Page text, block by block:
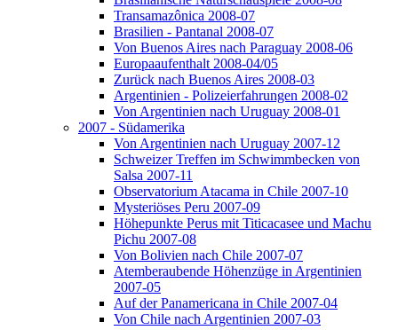
Transamazônica 2008-07
Brasilien - Pantanal 2008-07
Von Buenos Aires nach Paraguay 2008-06
Europaaufenthalt 2008-04/05
Zurück nach Buenos Aires 2008-03
Argentinien - Polizeierfahrungen 2008-02
Von Argentinien nach Uruguay 2008-01
2007 - Südamerika
Von Argentinien nach Uruguay 2007-12
Schweizer Treffen im Schwimmbecken von
Salsa 2007-11
Observatorium Atacama in Chile 2007-10
Mysteriöses Peru 2007-09
Höhepunkte Perus mit Titicacasee und Machu
Pichu 2007-08
Von Bolivien nach Chile 2007-07
Atemberaubende Höhenzüge in Argentinien
2007-05
Auf der Panamericana in Chile 2007-04
Von Chile nach Argentinien 2007-03